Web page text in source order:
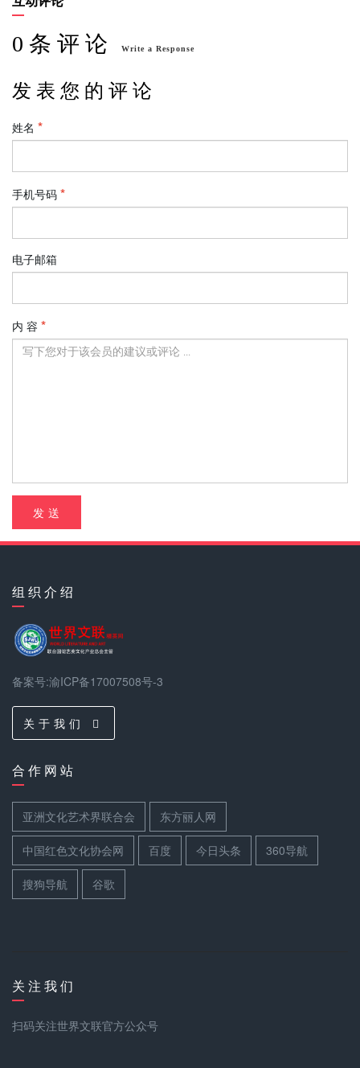
0 条 评 论 Write a Response
发 表 您 的 评 论
姓名
手机号码
电子邮箱
内 容
发 送
组 织 介 绍
备案号:渝ICP备17007508号-3
关 于 我 们
合 作 网 站
亚洲文化艺术界联合会 东方丽人网
中国红色文化协会网 百度 今日头条 360导航
搜狗导航 谷歌
关 注 我 们
扫码关注世界文联官方公众号